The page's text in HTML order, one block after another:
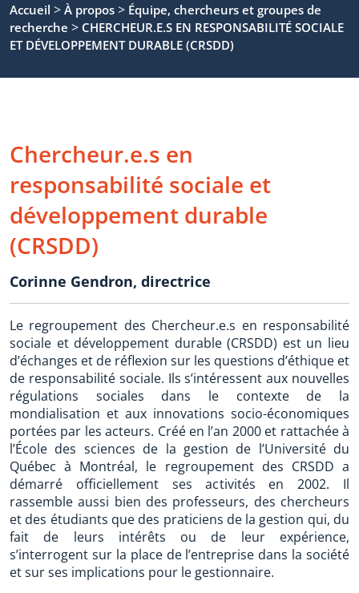
Accueil > À propos > Équipe, chercheurs et groupes de
recherche > CHERCHEUR.E.S EN RESPONSABILITÉ SOCIALE
ET DÉVELOPPEMENT DURABLE (CRSDD)
Chercheur.e.s en
responsabilité sociale et
développement durable
(CRSDD)
Corinne Gendron, directrice
Le regroupement des Chercheur.e.s en responsabilité
sociale et développement durable (CRSDD) est un lieu
d’échanges et de réflexion sur les questions d’éthique et
de responsabilité sociale. Ils s’intéressent aux nouvelles
régulations sociales dans le contexte de la
mondialisation et aux innovations socio-économiques
portées par les acteurs. Créé en l’an 2000 et rattachée à
l’École des sciences de la gestion de l’Université du
Québec à Montréal, le regroupement des CRSDD a
démarré officiellement ses activités en 2002. Il
rassemble aussi bien des professeurs, des chercheurs
et des étudiants que des praticiens de la gestion qui, du
fait de leurs intérêts ou de leur expérience,
s’interrogent sur la place de l’entreprise dans la société
et sur ses implications pour le gestionnaire.